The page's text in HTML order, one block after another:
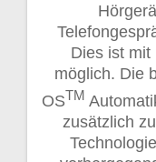
Dies ist mit
möglich. Die
OSTM
zusätzlich